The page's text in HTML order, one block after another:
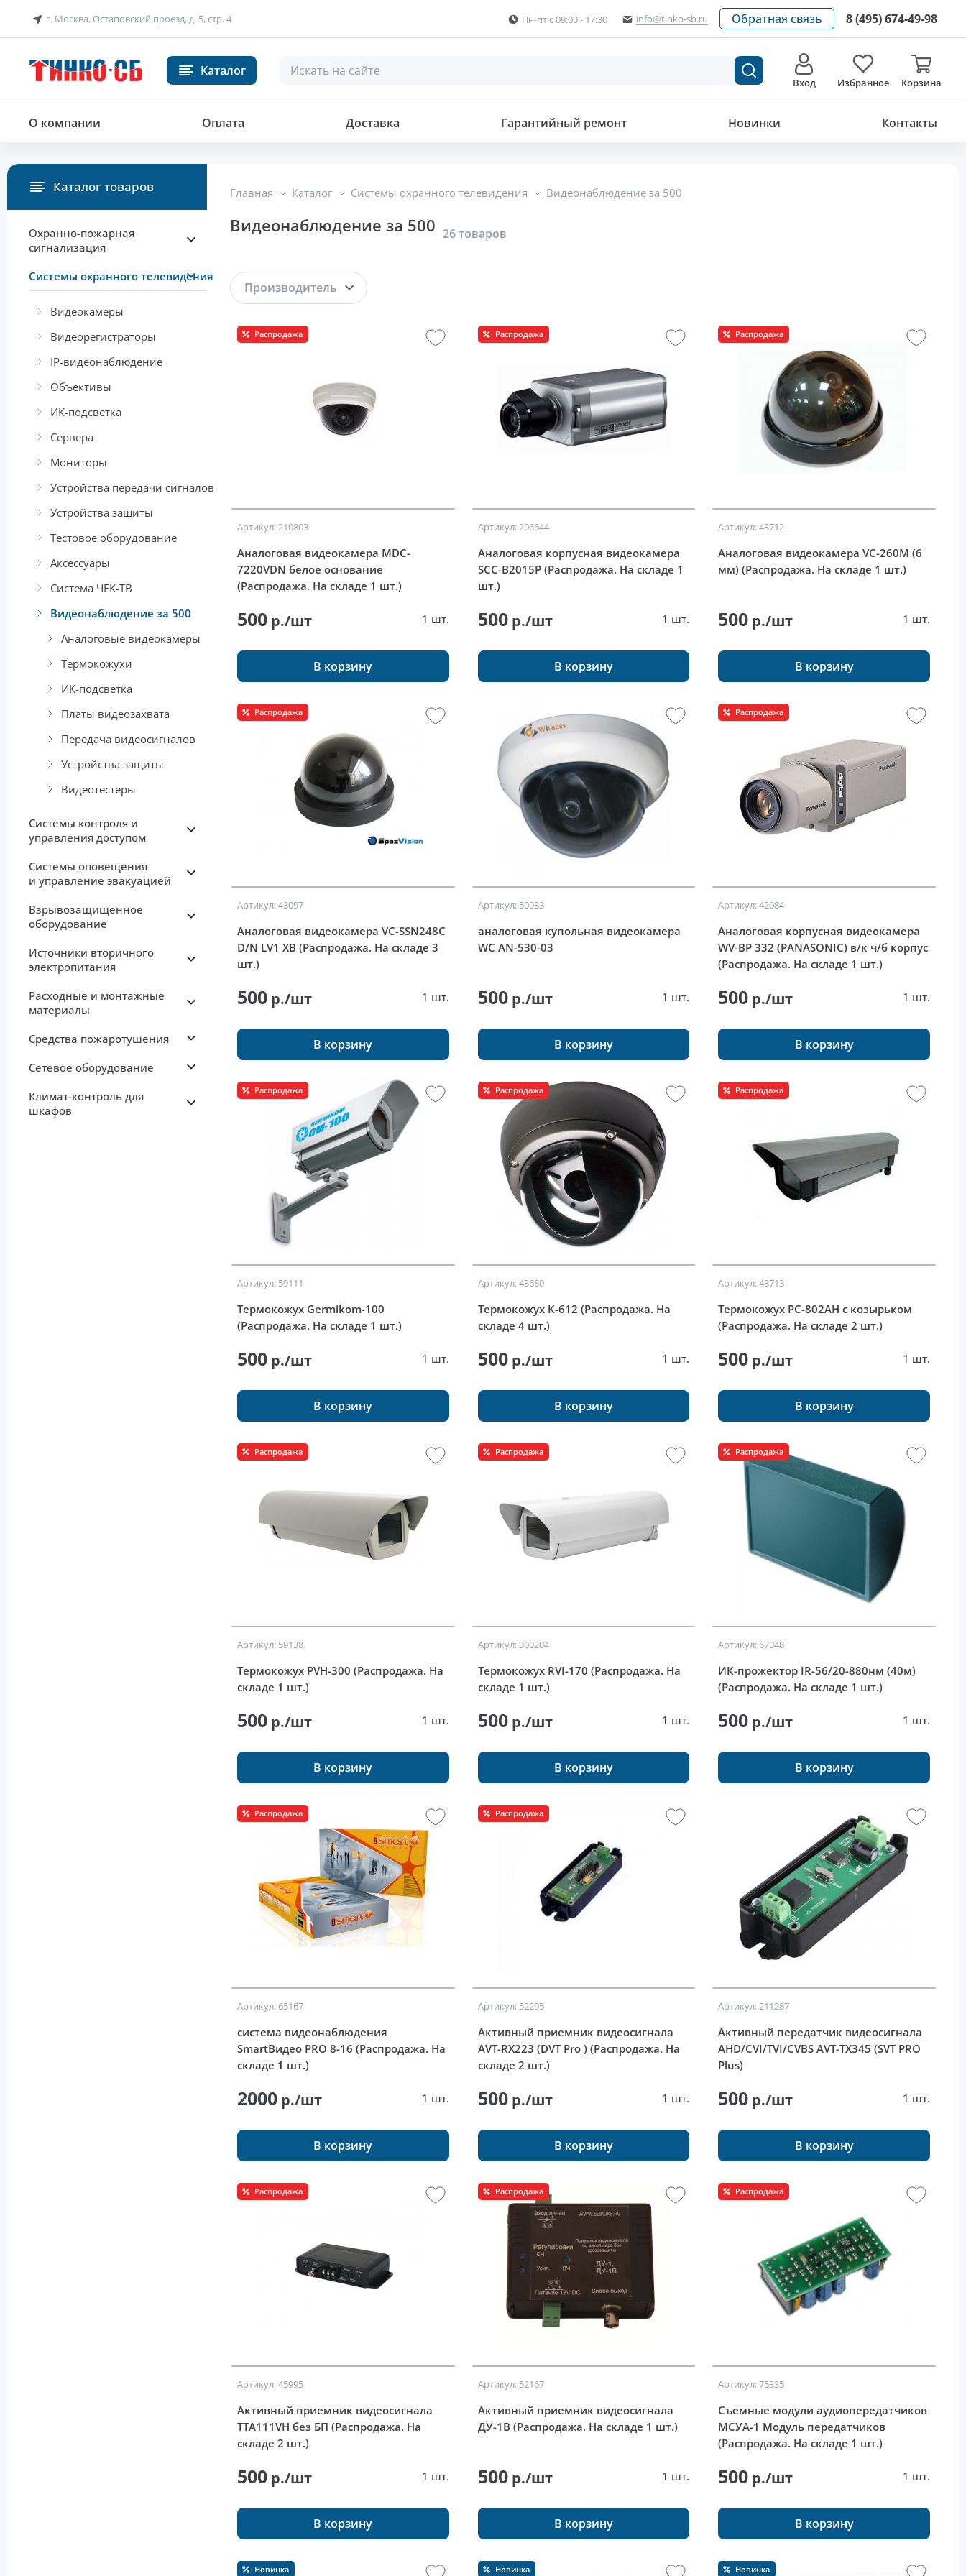
г. Москва, Остаповский проезд, д. 5, стр. 4 Пн-пт с 09:00 - 17:30 info@tinko-sb.ru Обратная связь 8 (495) 674-49-98
Каталог
Вход Избранное Корзина
О компании Оплата Доставка Гарантийный ремонт Новинки Контакты
Главная Каталог Системы охранного телевидения Видеонаблюдение за 500
Видеонаблюдение за 500 26 товаров
Производитель
Распродажа
Артикул: 210803
Аналоговая видеокамера MDC-
7220VDN белое основание
(Распродажа. На складе 1 шт.)
500 р./шт 1 шт.
В корзину
Распродажа
Артикул: 206644
Аналоговая корпусная видеокамера
SCC-B2015P (Распродажа. На складе 1
шт.)
500р./шт 1 шт.
В корзину
Распродажа
Артикул: 43712
Аналоговая видеокамера VC-260M (6
мм) (Распродажа. На складе 1 шт.)
500 р./шт 1 шт.
В корзину
Распродажа
Артикул: 43097
Аналоговая видеокамера VC-SSN248C
D/N LV1 XB (Распродажа. На складе 3
шт.)
500 р./шт 1 шт.
В корзину
Артикул: 50033
аналоговая купольная видеокамера
WC AN-530-03
500р./шт 1 шт.
В корзину
Распродажа
Артикул: 42084
Аналоговая корпусная видеокамера
WV-BP 332 (PANASONIC) в/к ч/б корпус
(Распродажа. На складе 1 шт.)
500 р./шт 1 шт.
В корзину
Распродажа
Артикул: 59111
Термокожух Germikom-100
(Распродажа. На складе 1 шт.)
500 р./шт 1 шт.
В корзину
Распродажа
Артикул: 43680
Термокожух K-612 (Распродажа. На
складе 4 шт.)
500р./шт 1 шт.
В корзину
Распродажа
Артикул: 43713
Термокожух PC-802AH с козырьком
(Распродажа. На складе 2 шт.)
500 р./шт 1 шт.
В корзину
Распродажа
Артикул: 59138
Термокожух PVH-300 (Распродажа. На
складе 1 шт.)
500 р./шт 1 шт.
В корзину
Распродажа
Артикул: 300204
Термокожух RVI-170 (Распродажа. На
складе 1 шт.)
500р./шт 1 шт.
В корзину
Распродажа
Артикул: 67048
ИК-прожектор IR-56/20-880нм (40м)
(Распродажа. На складе 1 шт.)
500 р./шт 1 шт.
В корзину
Распродажа
Артикул: 65167
система видеонаблюдения
SmartВидео PRO 8-16 (Распродажа. На
складе 1 шт.)
2000 р./шт 1 шт.
В корзину
Распродажа
Артикул: 52295
Активный приемник видеосигнала
AVT-RX223 (DVT Pro ) (Распродажа. На
складе 2 шт.)
500р./шт 1 шт.
В корзину
Артикул: 211287
Активный передатчик видеосигнала
AHD/CVI/TVI/CVBS AVT-TX345 (SVT PRO
Plus)
500 р./шт 1 шт.
В корзину
Распродажа
Артикул: 45995
Активный приемник видеосигнала
TTA111VH без БП (Распродажа. На
складе 2 шт.)
500 р./шт 1 шт.
В корзину
Распродажа
Артикул: 52167
Активный приемник видеосигнала
ДУ-1В (Распродажа. На складе 1 шт.)
500р./шт 1 шт.
В корзину
Распродажа
Артикул: 75335
Съемные модули аудиопередатчиков
МСУА-1 Модуль передатчиков
(Распродажа. На складе 1 шт.)
500 р./шт 1 шт.
В корзину
Новинка Новинка Новинка
Каталог товаров
Охранно-пожарная
сигнализация
Системы охранного телевидения
Видеокамеры
Видеорегистраторы
IP-видеонаблюдение
Объективы
ИК-подсветка
Сервера
Мониторы
Устройства передачи сигналов
Устройства защиты
Тестовое оборудование
Аксессуары
Система ЧЕК-ТВ
Видеонаблюдение за 500
Аналоговые видеокамеры
Термокожухи
ИК-подсветка
Платы видеозахвата
Передача видеосигналов
Устройства защиты
Видеотестеры
Системы контроля и
управления доступом
Системы оповещения
и управление эвакуацией
Взрывозащищенное
оборудование
Источники вторичного
электропитания
Расходные и монтажные
материалы
Средства пожаротушения
Сетевое оборудование
Климат-контроль для
шкафов